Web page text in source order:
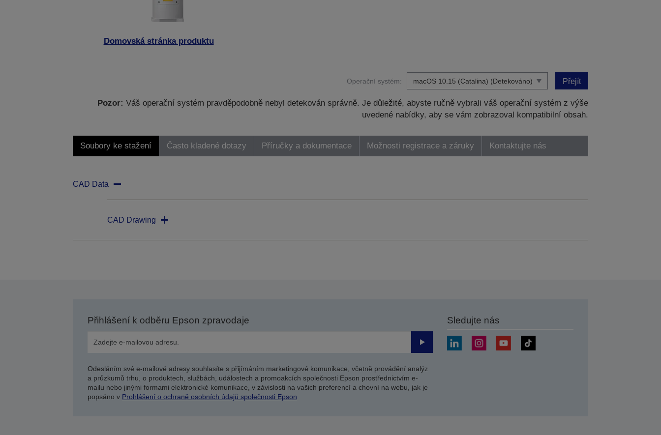
Domovská stránka produktu
Operační systém: Přejít
Pozor: Váš operační systém pravděpodobně nebyl detekován správně. Je důležité, abyste ručně vybrali váš operační systém z výše
uvedené nabídky, aby se vám zobrazoval kompatibilní obsah.
Soubory ke stažení Často kladené dotazy Příručky a dokumentace Možnosti registrace a záruky Kontaktujte nás
CAD Data
CAD Drawing
Přihlášení k odběru Epson zpravodaje
Odeslat
Odesláním své e-mailové adresy souhlasíte s přijímáním marketingové komunikace, včetně provádění analýz
a průzkumů trhu, o produktech, službách, událostech a promoakcích společnosti Epson prostřednictvím e-
mailu nebo jinými formami elektronické komunikace, v závislosti na vašich preferencí a chovní na webu, jak je
popsáno v Prohlášení o ochraně osobních údajů společnosti Epson
Sledujte nás